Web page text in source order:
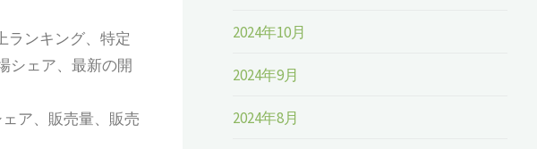
ランキング、特定
シェア、最新の開
ア、販売量、販売
2024年10月
2024年9月
2024年8月